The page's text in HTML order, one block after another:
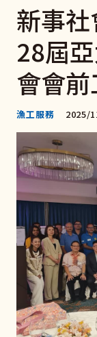
新事
28屆
會會
漁工服務 2025/